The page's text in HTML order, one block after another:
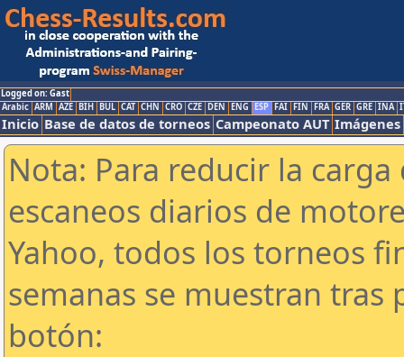
Logged on: Gast
Arabic ARM AZE BIH BUL CAT CHN CRO CZE DEN ENG ESP FAI FIN FRA GER GRE INA
Inicio Base de datos de torneos Campeonato AUT Imágenes
Nota: Para reducir la
escaneos diarios de
Yahoo, todos los torneos
semanas se muestran tras
botón: